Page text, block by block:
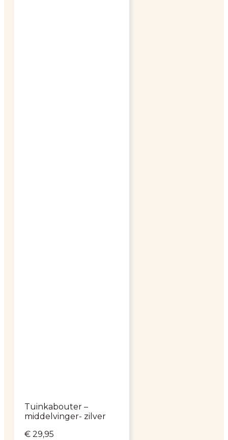
Tuinkabouter –
middelvinger- zilver
€ 29,95